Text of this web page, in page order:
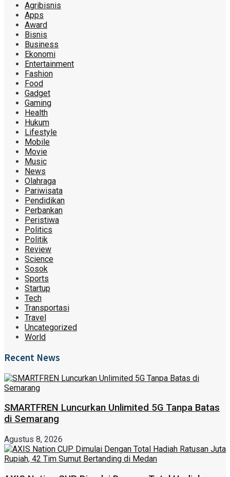
Agribisnis
Apps
Award
Bisnis
Business
Ekonomi
Entertainment
Fashion
Food
Gadget
Gaming
Health
Hukum
Lifestyle
Mobile
Movie
Music
News
Olahraga
Pariwisata
Pendidikan
Perbankan
Peristiwa
Politics
Politik
Review
Science
Sosok
Sports
Startup
Tech
Transportasi
Travel
Uncategorized
World
Recent News
SMARTFREN Luncurkan Unlimited 5G Tanpa Batas
di Semarang
Agustus 8, 2026